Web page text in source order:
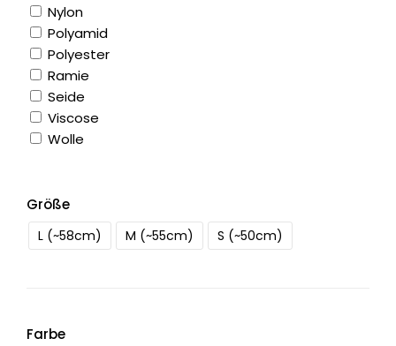
Nylon
Polyamid
Polyester
Ramie
Seide
Viscose
Wolle
Größe
L (~58cm) M (~55cm) S (~50cm)
Farbe